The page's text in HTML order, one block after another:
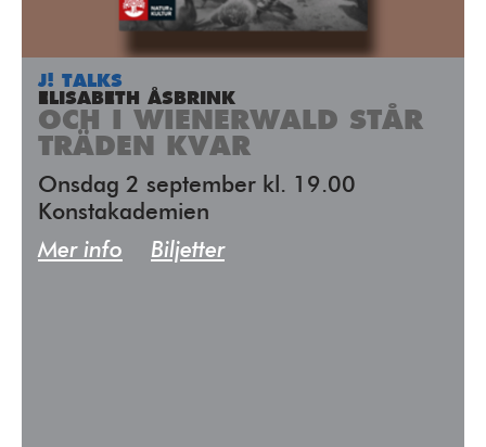
J! TALKS
ELISABETH ÅSBRINK
OCH I WIENERWALD STÅR
TRÄDEN KVAR
Onsdag 2 september kl. 19.00
Konstakademien
Mer info
Biljetter